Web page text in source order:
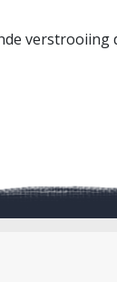
verstrooiing